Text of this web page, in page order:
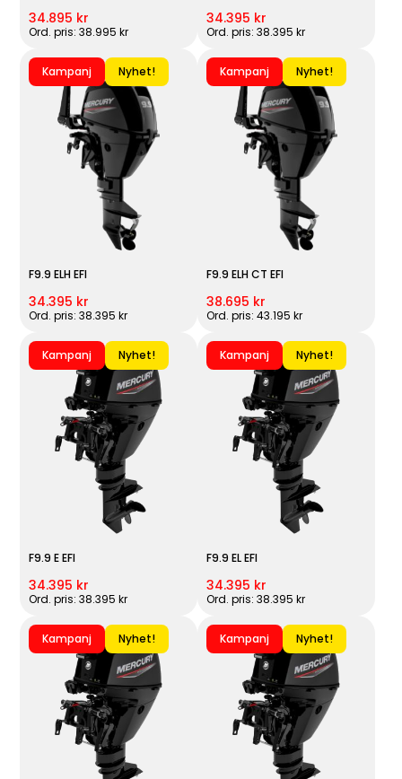
34.895 kr
Ord. pris: 38.995 kr
34.395 kr
Ord. pris: 38.395 kr
Kampanj Nyhet!
F9.9 ELH EFI
34.395 kr
Ord. pris: 38.395 kr
Kampanj Nyhet!
F9.9 ELH CT EFI
38.695 kr
Ord. pris: 43.195 kr
Kampanj Nyhet!
F9.9 E EFI
34.395 kr
Ord. pris: 38.395 kr
Kampanj Nyhet!
F9.9 EL EFI
34.395 kr
Ord. pris: 38.395 kr
Kampanj Nyhet! Kampanj Nyhet!